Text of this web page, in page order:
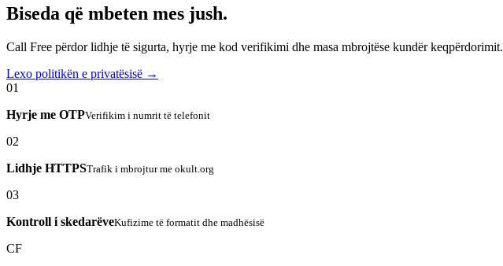
Biseda që mbeten mes jush.
Call Free përdor lidhje të sigurta, hyrje me kod verifikimi dhe masa mbrojtëse kundër keqpërdorimit.
Lexo politikën e privatësisë →
01
Hyrje me OTPVerifikim i numrit të telefonit
02
Lidhje HTTPSTrafik i mbrojtur me okult.org
03
Kontroll i skedarëveKufizime të formatit dhe madhësisë
CF